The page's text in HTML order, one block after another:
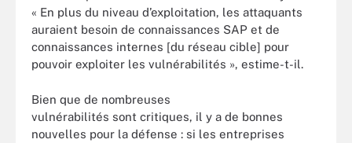
« En plus du niveau d’exploitation, les attaquants
auraient besoin de connaissances SAP et de
connaissances internes [du réseau cible] pour
pouvoir exploiter les vulnérabilités », estime-t-il.
Bien que de nombreuses
vulnérabilités sont critiques, il y a de bonnes
nouvelles pour la défense : si les entreprises